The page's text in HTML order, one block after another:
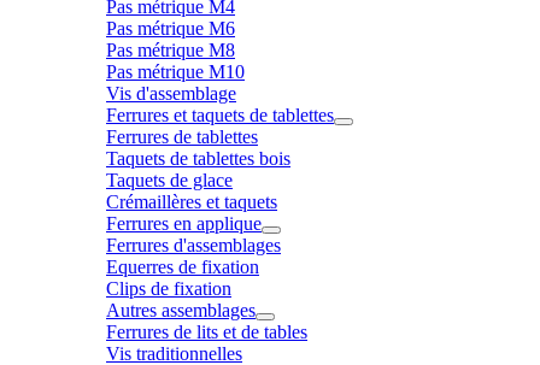
Pas métrique M4
Pas métrique M6
Pas métrique M8
Pas métrique M10
Vis d'assemblage
Ferrures et taquets de tablettes
Ferrures de tablettes
Taquets de tablettes bois
Taquets de glace
Crémaillères et taquets
Ferrures en applique
Ferrures d'assemblages
Equerres de fixation
Clips de fixation
Autres assemblages
Ferrures de lits et de tables
Vis traditionnelles